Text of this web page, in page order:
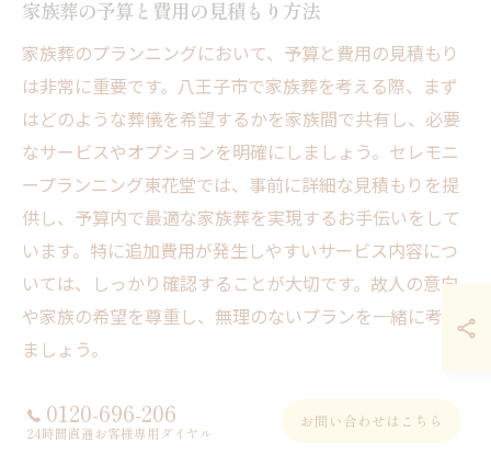
家族葬の予算と費用の見積もり方法
家族葬のプランニングにおいて、予算と費用の見積もり
は非常に重要です。八王子市で家族葬を考える際、まず
はどのような葬儀を希望するかを家族間で共有し、必要
なサービスやオプションを明確にしましょう。セレモニ
ープランニング東花堂では、事前に詳細な見積もりを提
供し、予算内で最適な家族葬を実現するお手伝いをして
います。特に追加費用が発生しやすいサービス内容につ
いては、しっかり確認することが大切です。故人の意向
や家族の希望を尊重し、無理のないプランを一緒に考え
ましょう。
東花堂が提案するベストな家族葬のプランニング
0120-696-206
24時間直通お客様専用ダイヤル
お問い合わせはこちら